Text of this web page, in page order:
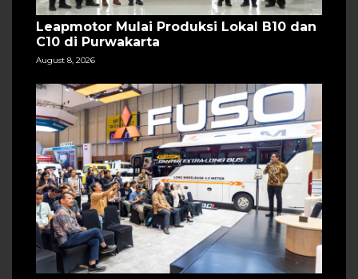
Leapmotor Mulai Produksi Lokal B10 dan
C10 di Purwakarta
August 8, 2026